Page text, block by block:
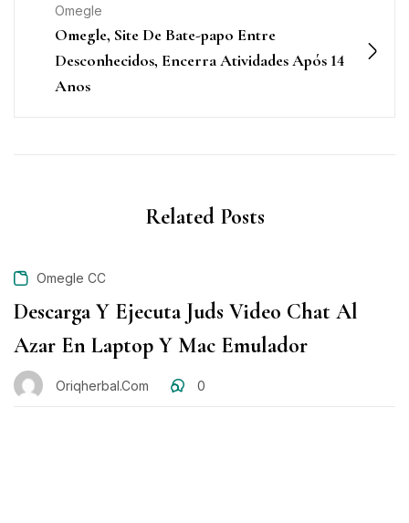
Omegle
Omegle, Site De Bate-papo Entre
Desconhecidos, Encerra Atividades Após 14
Anos
Related Posts
Omegle CC
Descarga Y Ejecuta Juds Video Chat Al
Azar En Laptop Y Mac Emulador
Oriqherbal.com 0